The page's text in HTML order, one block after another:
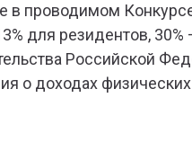
проводимом
для резидентов,
Российской
о доходах